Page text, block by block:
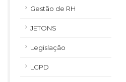
Gestão de RH
JETONS
Legislação
LGPD